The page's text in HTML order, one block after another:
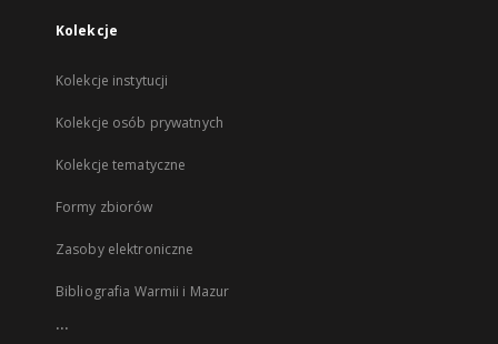
Kolekcje
Kolekcje instytucji
Kolekcje osób prywatnych
Kolekcje tematyczne
Formy zbiorów
Zasoby elektroniczne
Bibliografia Warmii i Mazur
...